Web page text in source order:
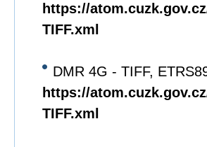
https://
TIFF.xml
DMR 4G - TIFF,
https://
TIFF.xml